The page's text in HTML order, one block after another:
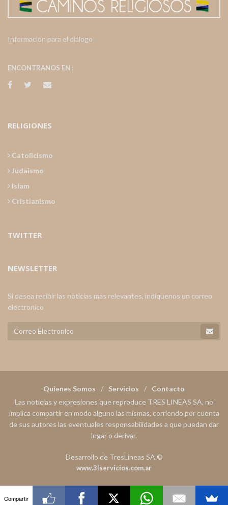
Información para el diálogo
ENCONTRANOS EN :
RELIGIONES
Catolicismo
Judaismo
Islam
Cristianismo
TWITTER
NEWSLETTER
Si desea recibir las noticias mas relevantes, indiquenos un correo
electronico
Quienes Somos Servicios
Contacto
Las noticias y expresiones que reproduce TRES LINEAS SA, no
implica compartir en modo alguno las mismas, corriendo por cuenta
de sus autores las eventuales responsabilidades a que puedan dar
lugar o derivar.
Desarrollo de TresLineas SA.©
www.3lservicios.com.ar
Compartir